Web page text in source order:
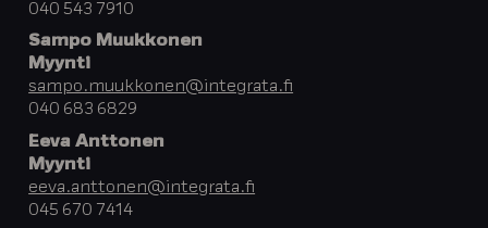
040 543 7910
Sampo Muukkonen
Myynti
sampo.muukkonen@integrata.fi
040 683 6829
Eeva Anttonen
Myynti
eeva.anttonen@integrata.fi
045 670 7414